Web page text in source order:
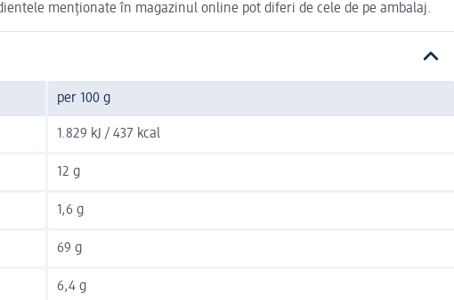
menționate în magazinul online pot diferi de cele de pe ambalaj.
per 100 g
1.829 kJ / 437 kcal
12 g
1,6 g
69 g
6,4 g